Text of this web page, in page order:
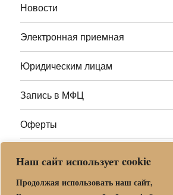
Наш сайт использует cookie
Продолжая использовать наш сайт,
Новости
Электронная приемная
Юридическим лицам
Запись в МФЦ
Оферты
Адреса МФЦ МО